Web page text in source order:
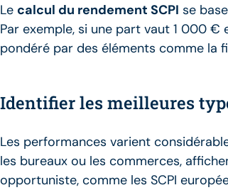
Le calcul du rendement SCPI se
Par exemple, si une part vaut 1 000
pondéré par des éléments comme la
Identifier les meilleures
Les performances varient
les bureaux ou les commerces,
opportuniste, comme les SCPI